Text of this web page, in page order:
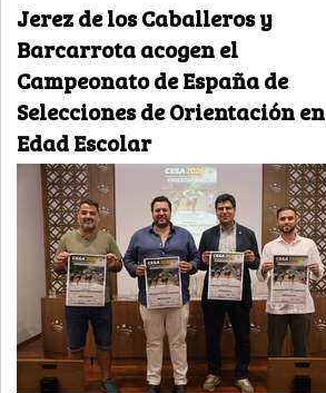
Jerez de los Caballeros y
Barcarrota acogen el
Campeonato de España de
Selecciones de Orientación en
Edad Escolar